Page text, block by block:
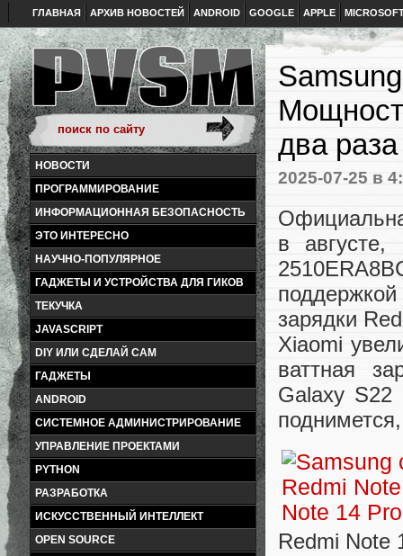
ГЛАВНАЯ АРХИВ НОВОСТЕЙ ANDROID GOOGLE APPLE
НОВОСТИ
ПРОГРАММИРОВАНИЕ
ИНФОРМАЦИОННАЯ БЕЗОПАСНОСТЬ
ЭТО ИНТЕРЕСНО
НАУЧНО-ПОПУЛЯРНОЕ
ГАДЖЕТЫ И УСТРОЙСТВА ДЛЯ ГИКОВ
ТЕКУЧКА
JAVASCRIPT
DIY ИЛИ СДЕЛАЙ САМ
ГАДЖЕТЫ
ANDROID
СИСТЕМНОЕ АДМИНИСТРИРОВАНИЕ
УПРАВЛЕНИЕ ПРОЕКТАМИ
PYTHON
РАЗРАБОТКА
ИСКУССТВЕННЫЙ ИНТЕЛЛЕКТ
OPEN SOURCE
два
2025-07-25 в
в
зарядки
Xiaomi
ваттная
Galaxy
Redmi Note